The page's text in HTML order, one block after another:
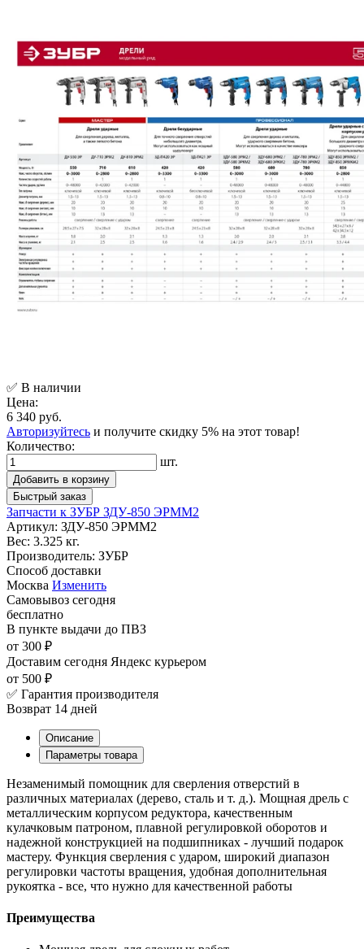
✅ В наличии
Цена:
6 340 руб.
Авторизуйтесь и получите скидку 5% на этот товар!
Количество:
шт.
Добавить в корзину
Быстрый заказ
Запчасти к ЗУБР ЗДУ-850 ЭРММ2
Артикул: ЗДУ-850 ЭРММ2
Вес: 3.325 кг.
Производитель: ЗУБР
Способ доставки
Москва Изменить
Самовывоз сегодня
бесплатно
В пункте выдачи до ПВЗ
от 300 ₽
Доставим сегодня Яндекс курьером
от 500 ₽
✅ Гарантия производителя
Возврат 14 дней
Описание
Параметры товара
Незаменимый помощник для сверления отверстий в
различных материалах (дерево, сталь и т. д.). Мощная дрель с
металлическим корпусом редуктора, качественным
кулачковым патроном, плавной регулировкой оборотов и
надежной конструкцией на подшипниках - лучший подарок
мастеру. Функция сверления с ударом, широкий диапазон
регулировки частоты вращения, удобная дополнительная
рукоятка - все, что нужно для качественной работы
Преимущества